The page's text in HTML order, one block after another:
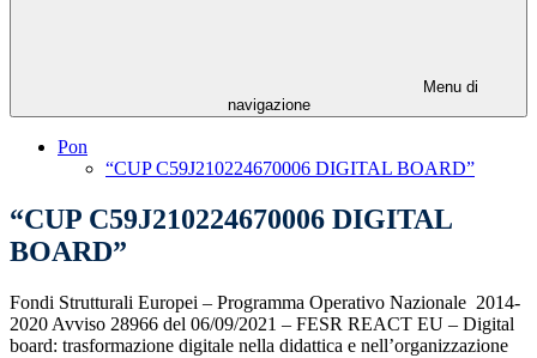
Menu di
navigazione
Pon
“CUP C59J210224670006 DIGITAL BOARD”
“CUP C59J210224670006 DIGITAL
BOARD”
Fondi Strutturali Europei – Programma Operativo Nazionale 2014-
2020 Avviso 28966 del 06/09/2021 – FESR REACT EU – Digital
board: trasformazione digitale nella didattica e nell’organizzazione